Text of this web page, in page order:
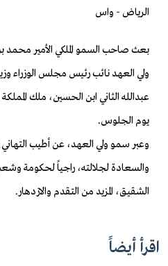
الرياض - واس
بعث صاحب السمو الملكي الأمير
ولي العهد نائب رئيس مجلس الوزراء
عبدالله الثاني ابن الحسين، ملك
يوم الجلوس.
وعبر سمو ولي العهد، عن أطيب
والسعادة لجلالته، راجياً لحكومة وشعب
الشقيق، المزيد من التقدم والازدهار.
اقرأ أيضاً